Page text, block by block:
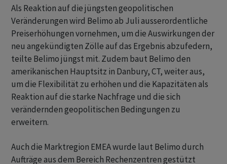
Als Reaktion auf die jüngsten geopolitischen
Veränderungen wird Belimo ab Juli ausserordentliche
Preiserhöhungen vornehmen, um die Auswirkungen der
neu angekündigten Zölle auf das Ergebnis abzufedern,
teilte Belimo jüngst mit. Zudem baut Belimo den
amerikanischen Hauptsitz in Danbury, CT, weiter aus,
um die Flexibilität zu erhöhen und die Kapazitäten als
Reaktion auf die starke Nachfrage und die sich
verändernden geopolitischen Bedingungen zu
erweitern.
Auch die Marktregion EMEA wurde laut Belimo durch
Aufträge aus dem Bereich Rechenzentren gestützt